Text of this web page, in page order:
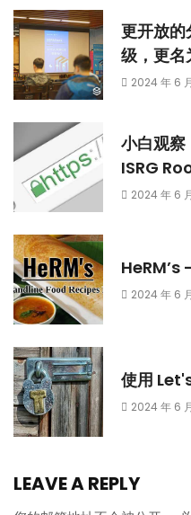
更开放
级，更
2024 年 6
小白观
ISRG
2024 年 6
HeRM’s
2024 年 6
使用
2024 年 6
LEAVE A REPLY